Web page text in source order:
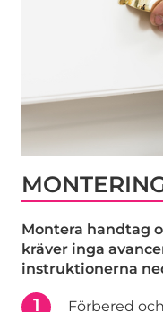
Montera handtag
kräver inga
instruktionerna
1
Förbered